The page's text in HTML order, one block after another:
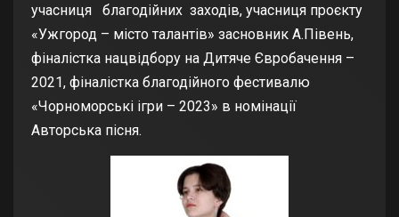
учасниця благодійних заходів, учасниця проєкту
«Ужгород – місто талантів» засновник А.Півень,
фіналістка нацвідбору на Дитяче Євробачення –
2021, фіналістка благодійного фестивалю
«Чорноморські ігри – 2023» в номінації
Авторська пісня.